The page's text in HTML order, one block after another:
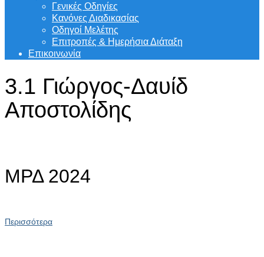
Γενικές Οδηγίες
Κανόνες Διαδικασίας
Οδηγοί Μελέτης
Επιτροπές & Ημερήσια Διάταξη
Επικοινωνία
3.1 Γιώργος-Δαυίδ
Αποστολίδης
ΜΡΔ 2024
Περισσότερα